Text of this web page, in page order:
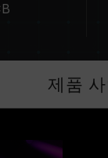
오버클럭
시길 바랍니
메모리 모
못할 수 있
오. 지원되
제품